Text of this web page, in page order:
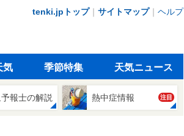
tenki.jpトップ｜ サイトマップ｜ ヘルプ
気 季節特集 天気ニュース
報士の解説 熱中症情報 注目